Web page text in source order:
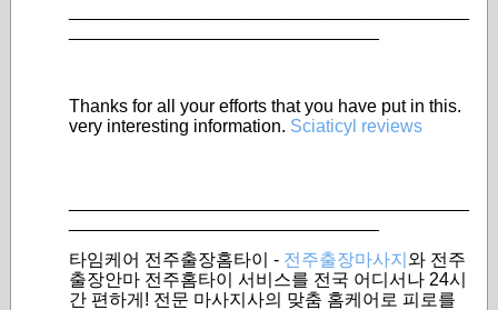
Thanks for all your efforts that you have put in this.
very interesting information. Sciaticyl reviews
타임케어 전주출장홈타이 - 전주출장마사지 와 전주
출장안마 전주홈타이 서비스를 전국 어디서나 24시
간 편하게! 전문 마사지사의 맞춤 홈케어로 피로를